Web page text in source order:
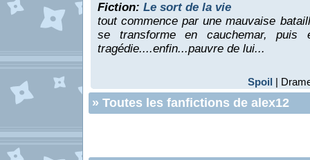
Fiction: Le sort de la vie
tout commence par une mauvaise
se transforme en cauchemar,
tragédie....enfin...pauvre de lui...
Spoil |
» Toutes les fanfictions de alex12